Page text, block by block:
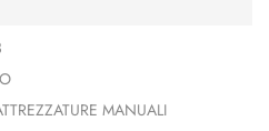
MANUALI